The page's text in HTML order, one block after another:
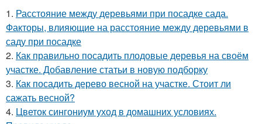
1. Расстояние между деревьями при посадке сада.
Факторы, влияющие на расстояние между деревьями в
саду при посадке
2. Как правильно посадить плодовые деревья на своём
участке. Добавление статьи в новую подборку
3. Как посадить дерево весной на участке. Стоит ли
сажать весной?
4. Цветок сингониум уход в домашних условиях.